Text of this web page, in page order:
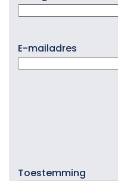
E-mailadres
Toestemming